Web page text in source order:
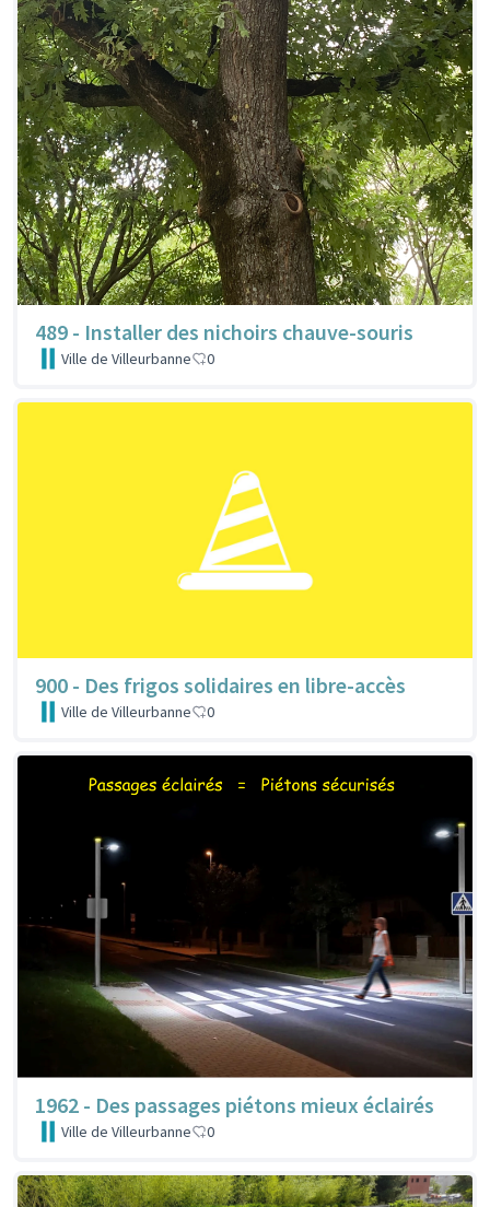
489 - Installer des nichoirs chauve-souris
Ville de Villeurbanne 0
900 - Des frigos solidaires en libre-accès
Ville de Villeurbanne 0
1962 - Des passages piétons mieux éclairés
Ville de Villeurbanne 0